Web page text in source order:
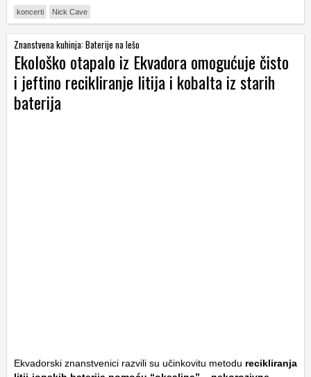
koncerti Nick Cave
Znanstvena kuhinja: Baterije na lešo
Ekološko otapalo iz Ekvadora omogućuje čisto
i jeftino recikliranje litija i kobalta iz starih
baterija
Ekvadorski znanstvenici razvili su učinkovitu metodu recikliranja